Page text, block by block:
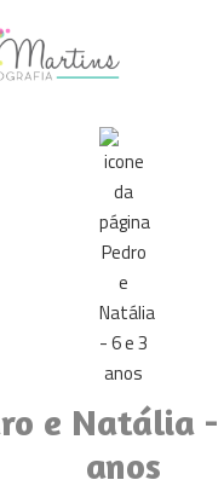
e Natália -
anos